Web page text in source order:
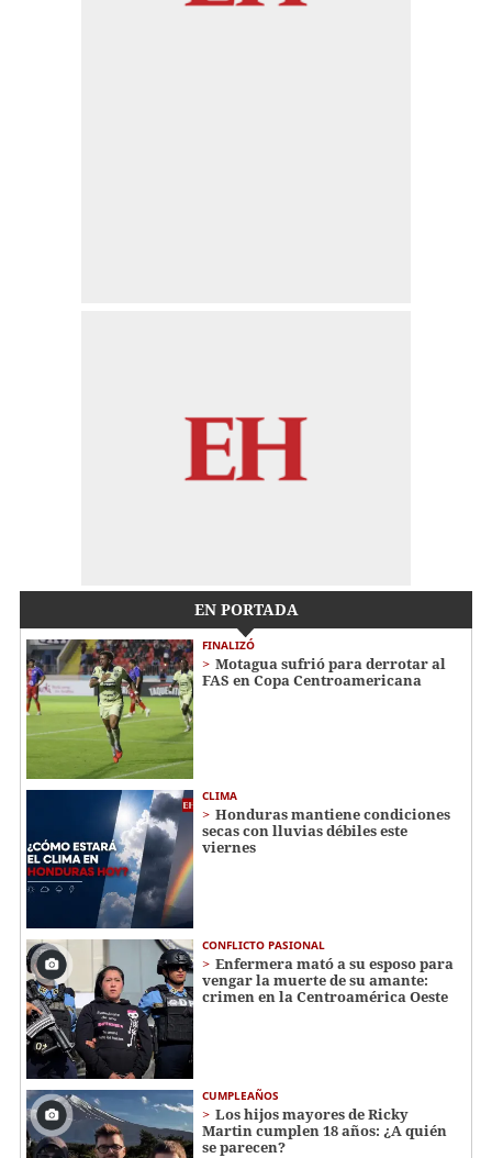
EN PORTADA
FINALIZÓ
Motagua sufrió para derrotar al
FAS en Copa Centroamericana
CLIMA
Honduras mantiene condiciones
secas con lluvias débiles este
viernes
CONFLICTO PASIONAL
Enfermera mató a su esposo para
vengar la muerte de su amante:
crimen en la Centroamérica Oeste
CUMPLEAÑOS
Los hijos mayores de Ricky
Martin cumplen 18 años: ¿A quién
se parecen?